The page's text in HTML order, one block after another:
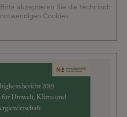
Bitte akzeptieren Sie die technisch
notwendigen Cookies